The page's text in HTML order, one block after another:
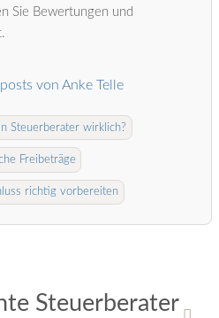
Steuerberater
Sie Bewertungen und
von Anke Telle
Steuerberater wirklich?
Freibeträge
richtig vorbereiten